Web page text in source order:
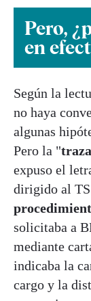
Pero,
en
Según la
no haya
algunas
Pero la "
expuso el
dirigido al TS
solicitaba a
mediante
indicaba la
cargo y la